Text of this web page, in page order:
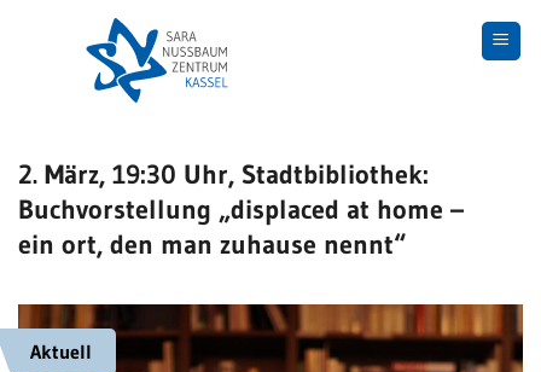
2. März, 19:30 Uhr, Stadtbibliothek:
Buchvorstellung „displaced at home –
ein ort, den man zuhause nennt“
Aktuell